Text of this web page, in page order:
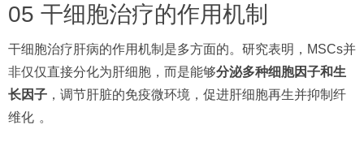
05 干细胞治疗的作用机制
干细胞治疗肝病的作用机制是多方面的。研究表明，MSCs并
非仅仅直接分化为肝细胞，而是能够分泌多种细胞因子和生
长因子 ，调节肝脏的免疫微环境，促进肝细胞再生并抑制纤
维化 。